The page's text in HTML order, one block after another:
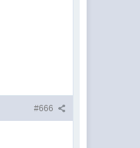
#666